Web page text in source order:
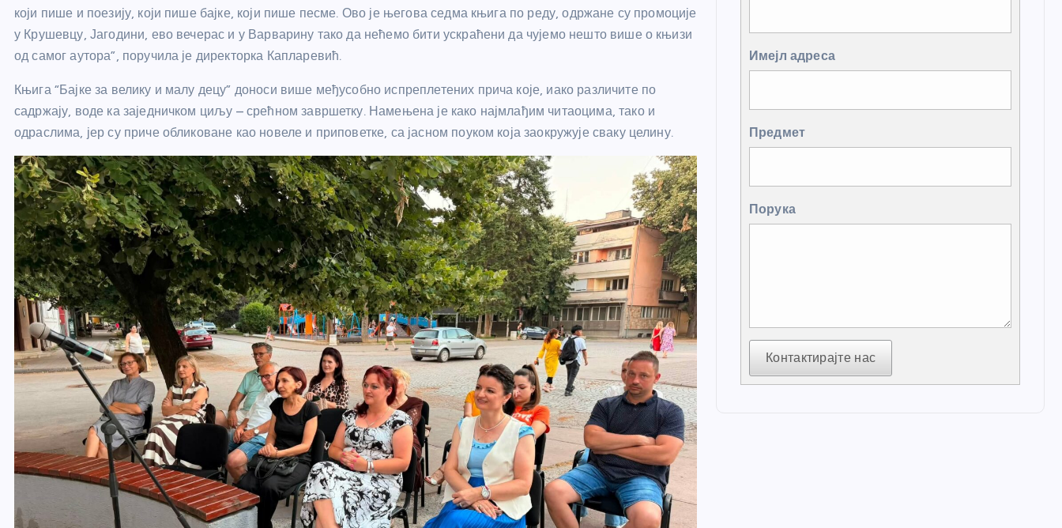
који пише и поезију, који пише бајке, који пише песме. Ово је његова седма књига по реду, одржане су промоције
у Крушевцу, Јагодини, ево вечерас и у Варварину тако да нећемо бити ускраћени да чујемо нешто више о књизи
од самог аутора”, поручила је директорка Капларевић.
Књига “Бајке за велику и малу децу” доноси више међусобно испреплетених прича које, иако различите по
садржају, воде ка заједничком циљу – срећном завршетку. Намењена је како најмлађим читаоцима, тако и
одраслима, јер су приче обликоване као новеле и приповетке, са јасном поуком која заокружује сваку целину.
Имејл адреса
Предмет
Порука
Контактирајте нас